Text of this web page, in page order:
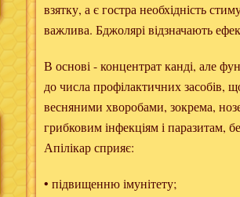
взятку, а є гостра необхідність
важлива. Бджолярі відзначають
В основі - концентрат канді, але
до числа профілактичних засобів,
весняними хворобами, зокрема,
грибковим інфекціям і паразитам,
Апілікар сприяє:
• підвищенню імунітету;